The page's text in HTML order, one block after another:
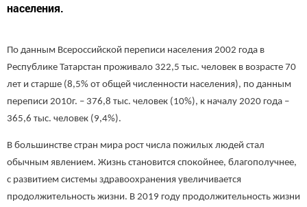
населения.
По данным Всероссийской переписи населения 2002 года в
Республике Татарстан проживало 322,5 тыс. человек в возрасте 70
лет и старше (8,5% от общей численности населения), по данным
переписи 2010г. – 376,8 тыс. человек (10%), к началу 2020 года –
365,6 тыс. человек (9,4%).
В большинстве стран мира рост числа пожилых людей стал
обычным явлением. Жизнь становится спокойнее, благополучнее,
с развитием системы здравоохранения увеличивается
продолжительность жизни. В 2019 году продолжительность жизни